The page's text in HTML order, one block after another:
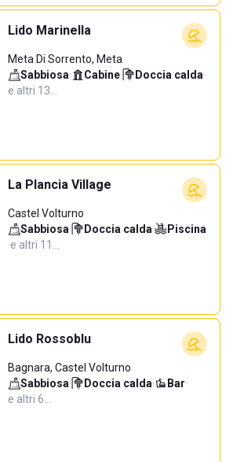
Lido Marinella
Meta Di Sorrento, Meta
Sabbiosa· Cabine· Doccia calda·
e altri 13…
La Plancia Village
Castel Volturno
Sabbiosa· Doccia calda·
Piscina
·e altri 11…
Lido Rossoblu
Bagnara, Castel Volturno
Sabbiosa· Doccia calda· Bar·
e altri 6…